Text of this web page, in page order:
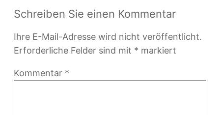
Schreiben Sie einen Kommentar
Ihre E-Mail-Adresse wird nicht veröffentlicht.
Erforderliche Felder sind mit * markiert
Kommentar *